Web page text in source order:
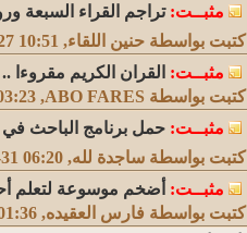
مثبــت: تراجم القراء السبعة
كتبت بواسطة حنين اللقاء‏, 2009-12-27 10:51 PM
مثبــت: القران الكريم
كتبت بواسطة ABO FARES
‏, 2012-04-11 03:23 PM
مثبــت: حمل برنامج الباحث في
كتبت بواسطة ساجدة لله‏, 2010-03-31 06:20 PM
مثبــت: أضخم موسوعة لتعلم
كتبت بواسطة فارس العقيده‏, 2008-10-14 01:36 AM